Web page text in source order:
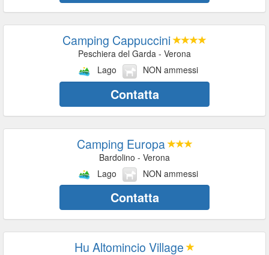
Camping Cappuccini
Peschiera del Garda - Verona
Lago
NON ammessi
Contatta
Camping Europa
Bardolino - Verona
Lago
NON ammessi
Contatta
Hu Altomincio Village